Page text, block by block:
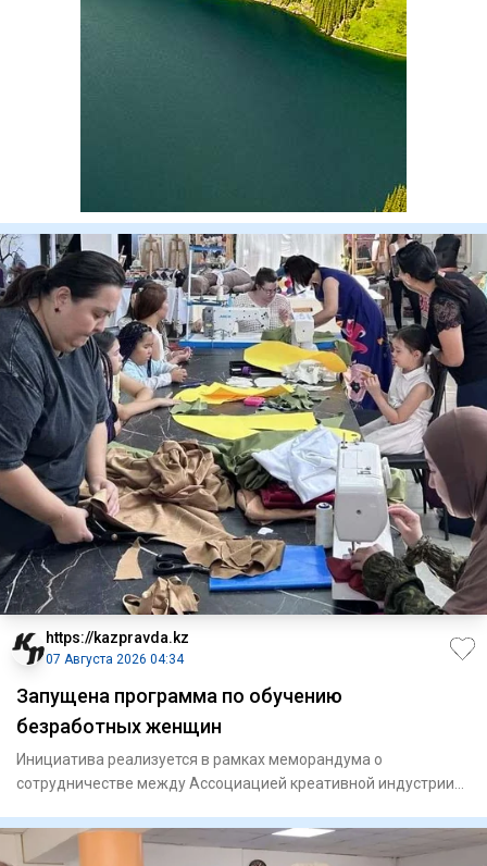
https://kazpravda.kz
07 Августа 2026 04:34
Запущена программа по обучению
безработных женщин
Инициатива реализуется в рамках меморандума о
сотрудничестве между Ассоциацией креативной индустрии